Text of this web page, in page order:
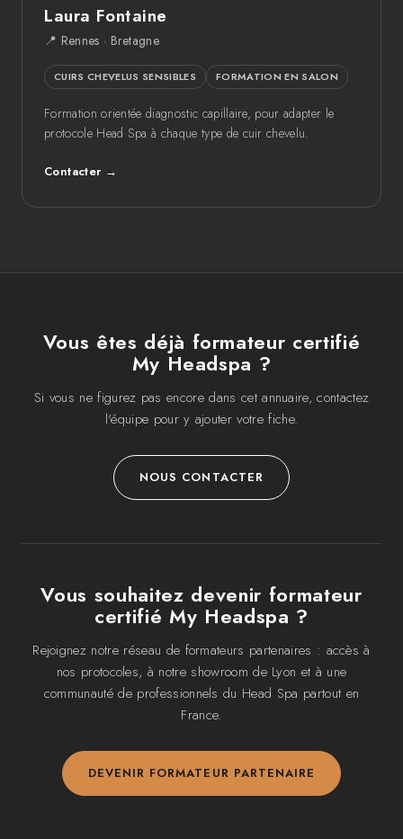
Laura Fontaine
📍 Rennes · Bretagne
CUIRS CHEVELUS SENSIBLES FORMATION EN SALON
Formation orientée diagnostic capillaire, pour adapter le
protocole Head Spa à chaque type de cuir chevelu.
Contacter →
Vous êtes déjà formateur certifié
My Headspa ?
Si vous ne figurez pas encore dans cet annuaire, contactez
l'équipe pour y ajouter votre fiche.
NOUS CONTACTER
Vous souhaitez devenir formateur
certifié My Headspa ?
Rejoignez notre réseau de formateurs partenaires : accès à
nos protocoles, à notre showroom de Lyon et à une
communauté de professionnels du Head Spa partout en
France.
DEVENIR FORMATEUR PARTENAIRE